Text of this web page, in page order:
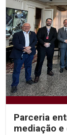
Parceria
mediação